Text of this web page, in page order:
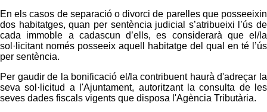
En els casos de separació o divorci de parelles que posseeixin
dos habitatges, quan per sentència judicial s’atribueixi l’ús de
cada immoble a cadascun d’ells, es considerarà que el/la
sol·licitant només posseeix aquell habitatge del qual en té l’ús
per sentència.
Per gaudir de la bonificació el/la contribuent haurà d'adreçar la
seva sol·licitud a l'Ajuntament, autoritzant la consulta de les
seves dades fiscals vigents que disposa l'Agència Tributària.